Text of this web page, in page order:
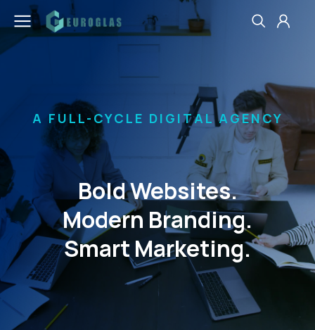
A FULL-CYCLE DIGITAL AGENCY
Bold Websites.
Modern Branding.
Smart Marketing.